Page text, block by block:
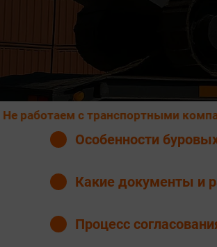
с транспортными компаниями
Особенности
Какие документы и
Процесс